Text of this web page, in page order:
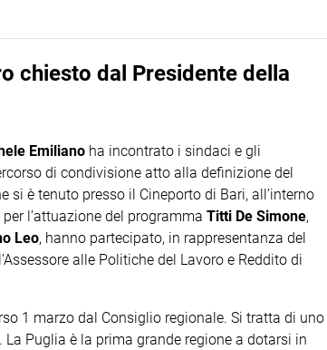
chiesto dal Presidente della
Emiliano ha incontrato i sindaci e gli
di condivisione atto alla definizione del
si è tenuto presso il Cineporto di Bari, all’interno
l’attuazione del programma Titti De Simone,
Leo, hanno partecipato, in rappresentanza del
alle Politiche del Lavoro e Reddito di
1 marzo dal Consiglio regionale. Si tratta di uno
Puglia è la prima grande regione a dotarsi in